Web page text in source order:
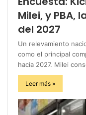
Milei, y PBA,
del 2027
Un relevamiento
como el principal
hacia 2027. Milei
Leer más »